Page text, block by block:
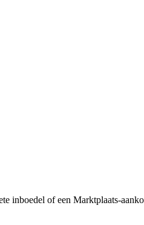
inboedel of een Marktplaats-